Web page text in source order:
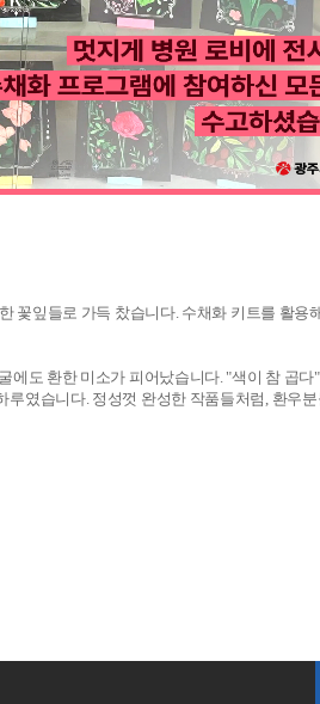
꽃잎들로 가득 찼습니다. 수채화 키트를 활용
도 환한 미소가 피어났습니다. "색이 참 곱다
였습니다. 정성껏 완성한 작품들처럼, 환우